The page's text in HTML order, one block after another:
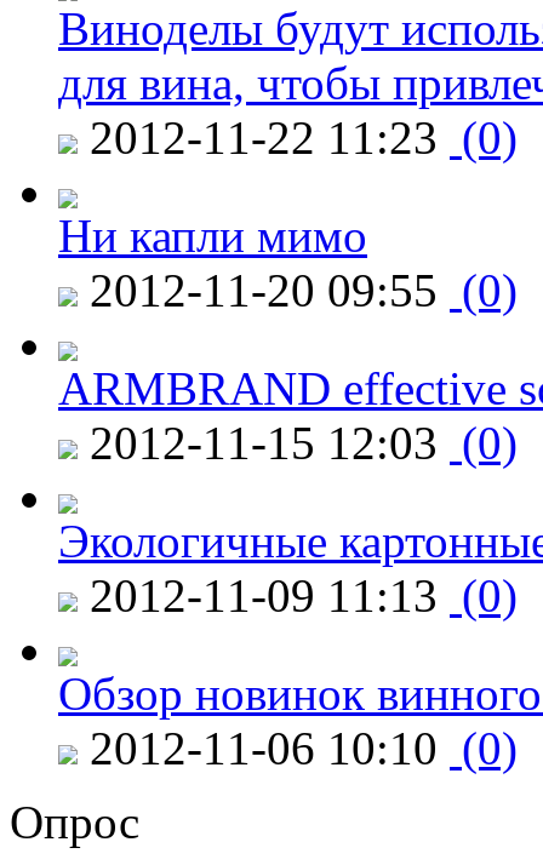
Виноделы будут
для вина, чтобы
2012-11-22 11:23 (0)
Ни капли мимо
2012-11-20 09:55 (0)
ARMBRAND effective
2012-11-15 12:03 (0)
Экологичные
2012-11-09 11:13 (0)
Обзор новинок
2012-11-06 10:10 (0)
Опрос